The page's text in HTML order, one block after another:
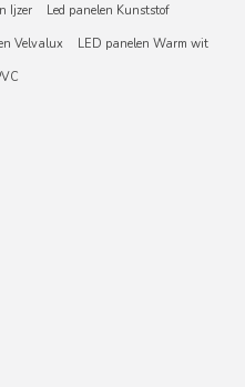
Ijzer
Led panelen Kunststof
Velvalux
LED panelen Warm wit